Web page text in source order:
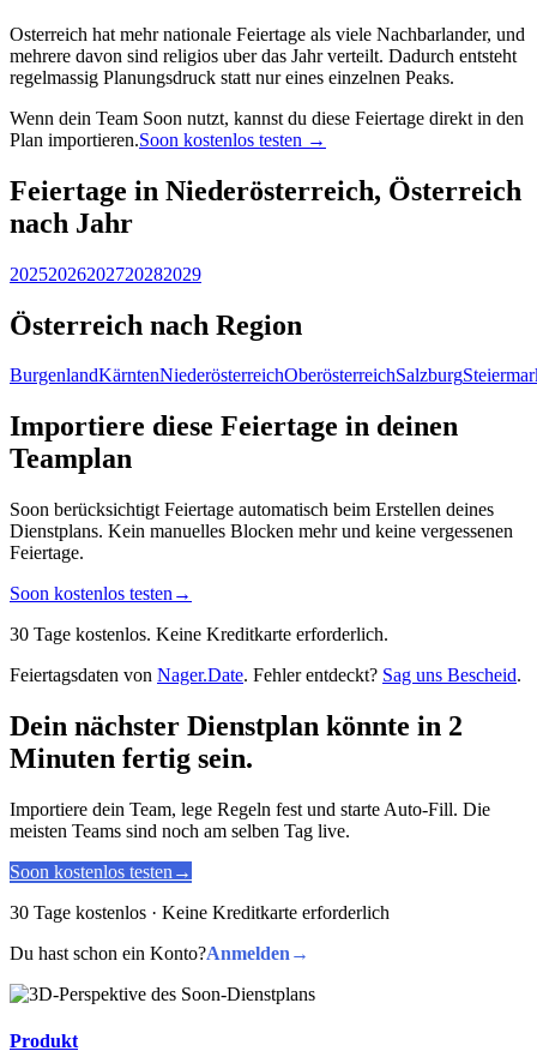
Osterreich hat mehr nationale Feiertage als viele Nachbarlander, und
mehrere davon sind religios uber das Jahr verteilt. Dadurch entsteht
regelmassig Planungsdruck statt nur eines einzelnen Peaks.
Wenn dein Team Soon nutzt, kannst du diese Feiertage direkt in den
Plan importieren.Soon kostenlos testen →
Feiertage in Niederösterreich, Österreich
nach Jahr
20252026202720282029
Österreich nach Region
BurgenlandKärntenNiederösterreichOberösterreichSalzburg
Importiere diese Feiertage in deinen
Teamplan
Soon berücksichtigt Feiertage automatisch beim Erstellen deines
Dienstplans. Kein manuelles Blocken mehr und keine vergessenen
Feiertage.
Soon kostenlos testen →
30 Tage kostenlos. Keine Kreditkarte erforderlich.
Feiertagsdaten von Nager.Date. Fehler entdeckt? Sag uns Bescheid.
Dein nächster Dienstplan könnte in 2
Minuten fertig sein.
Importiere dein Team, lege Regeln fest und starte Auto-Fill. Die
meisten Teams sind noch am selben Tag live.
Soon kostenlos testen →
30 Tage kostenlos · Keine Kreditkarte erforderlich
Du hast schon ein Konto?Anmelden →
Produkt